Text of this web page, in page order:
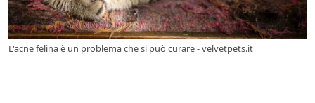
L'acne felina è un problema che si può curare - velvetpets.it